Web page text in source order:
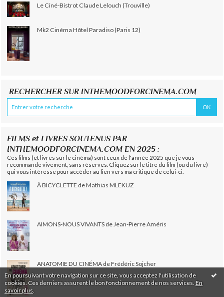
En poursuivant votre navigation sur ce site, vous acceptez l'utilisation de
cookies. Ces derniers assurent le bon fonctionnement de nos services. En
savoir plus
Le Ciné-Bistrot Claude Lelouch (Trouville)
Mk2 Cinéma Hôtel Paradiso (Paris 12)
RECHERCHER SUR INTHEMOODFORCINEMA.COM
FILMS et LIVRES SOUTENUS PAR
INTHEMOODFORCINEMA.COM EN 2025 :
Ces films (et livres sur le cinéma) sont ceux de l'année 2025 que je vous
recommande vivement, sans réserves. Cliquez sur le titre du film (ou du livre)
qui vous intéresse pour accéder au lien vers ma critique de celui-ci.
À BICYCLETTE de Mathias MLEKUZ
AIMONS-NOUS VIVANTS de Jean-Pierre Améris
ANATOMIE DU CINÉMA de Frédéric Sojcher